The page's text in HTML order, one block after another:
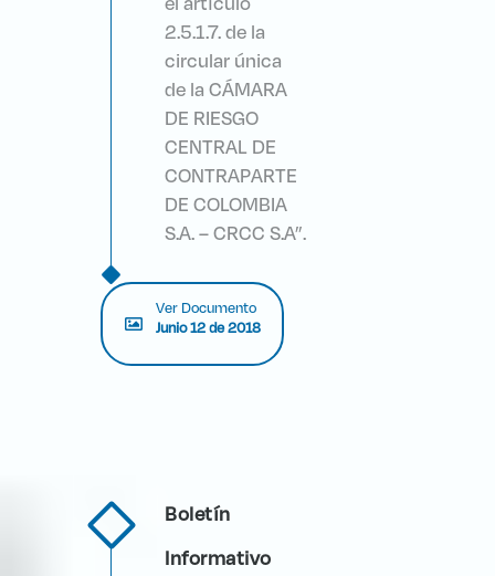
2.5.1.7. de la
circular única
de la CÁMARA
DE RIESGO
CENTRAL DE
CONTRAPARTE
DE COLOMBIA
S.A. – CRCC S.A”.
Ver Documento
Junio 12 de 2018
Boletín
Informativo